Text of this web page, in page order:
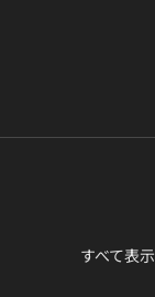
すべて表示